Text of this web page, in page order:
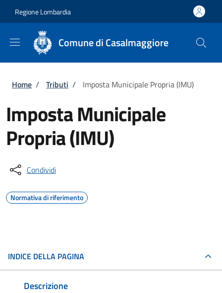
Regione Lombardia
Comune di Casalmaggiore
Briciole di pane
Home / Tributi / Imposta Municipale Propria (IMU)
Imposta Municipale
Propria (IMU)
Condividi
Normativa di riferimento
INDICE DELLA PAGINA
Descrizione